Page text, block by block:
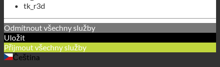
Odmítnout všechny služby
Uložit
Přijmout všechny služby
Čeština